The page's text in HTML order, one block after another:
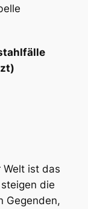
⁢Welt ist das
⁢die
Gegenden,